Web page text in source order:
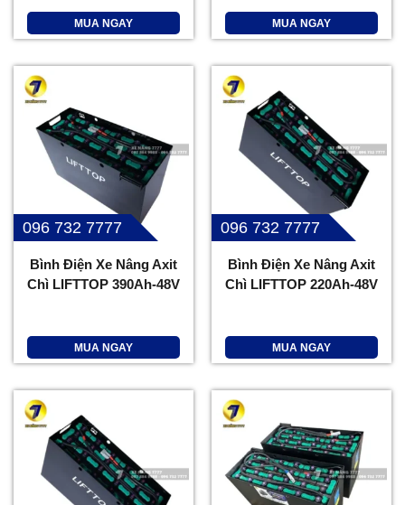
MUA NGAY MUA NGAY
096 732 7777
Bình Điện Xe Nâng Axit
Chì LIFTTOP 390Ah-48V
MUA NGAY
096 732 7777
Bình Điện Xe Nâng Axit
Chì LIFTTOP 220Ah-48V
MUA NGAY